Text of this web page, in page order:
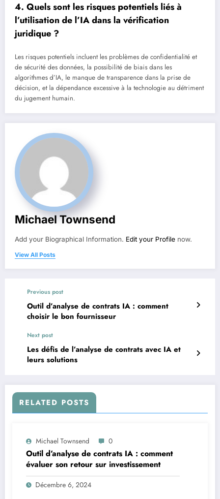
4. Quels sont les risques potentiels liés à
l’utilisation de l’IA dans la vérification
juridique ?
Les risques potentiels incluent les problèmes de confidentialité et
de sécurité des données, la possibilité de biais dans les
algorithmes d’IA, le manque de transparence dans la prise de
décision, et la dépendance excessive à la technologie au détriment
du jugement humain.
Michael Townsend
Add your Biographical Information. Edit your Profile now.
View All Posts
Previous post
Outil d’analyse de contrats IA : comment
choisir le bon fournisseur
Next post
Les défis de l’analyse de contrats avec IA et
leurs solutions
RELATED POSTS
Michael Townsend 0
Outil d’analyse de contrats IA : comment
évaluer son retour sur investissement
Décembre 6, 2024